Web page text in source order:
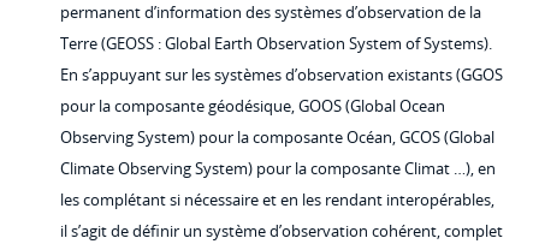
permanent d’information des systèmes d’observation de la
Terre (GEOSS : Global Earth Observation System of Systems).
En s’appuyant sur les systèmes d’observation existants (GGOS
pour la composante géodésique, GOOS (Global Ocean
Observing System) pour la composante Océan, GCOS (Global
Climate Observing System) pour la composante Climat …), en
les complétant si nécessaire et en les rendant interopérables,
il s’agit de définir un système d’observation cohérent, complet